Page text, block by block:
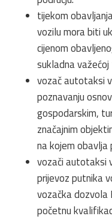
tijekom
vozilu mora biti
cijenom
sukladna
vozač autotaksi
poznavanju
gospodarskim,
značajnim
na kojem obavlja
vozači autotaksi
prijevoz putnika
vozačka dozvola
početnu